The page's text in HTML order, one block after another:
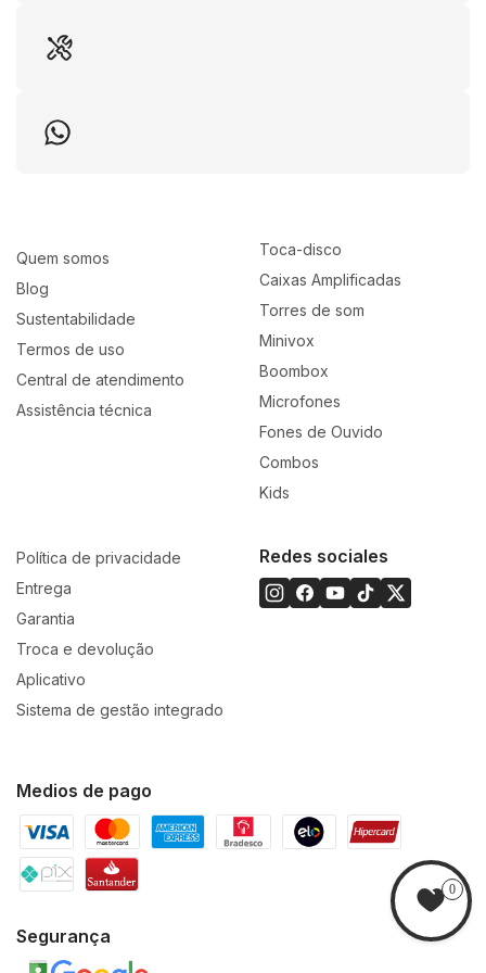
Quem somos
Blog
Sustentabilidade
Termos de uso
Central de atendimento
Assistência técnica
Toca-disco
Caixas Amplificadas
Torres de som
Minivox
Boombox
Microfones
Fones de Ouvido
Combos
Kids
Política de privacidade
Entrega
Garantia
Troca e devolução
Aplicativo
Sistema de gestão integrado
Redes sociales
Medios de pago
Segurança
0